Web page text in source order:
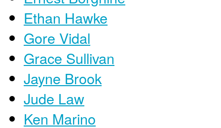
Ethan Hawke
Gore Vidal
Grace Sullivan
Jayne Brook
Jude Law
Ken Marino